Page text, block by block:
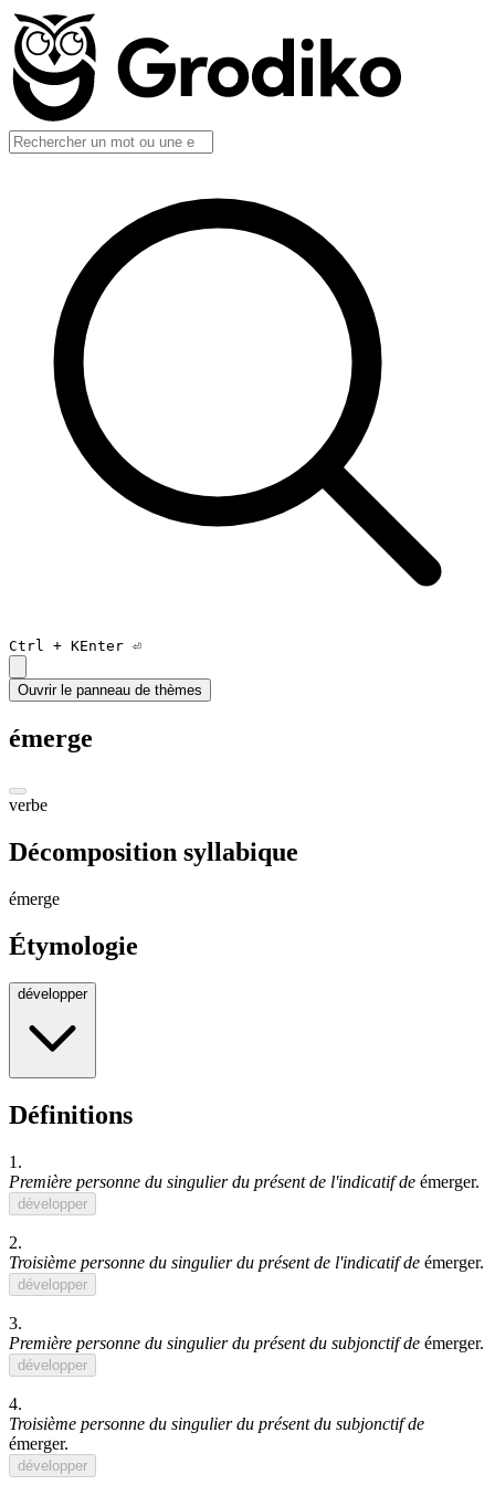
Ctrl + KEnter ⏎
Ouvrir le panneau de thèmes
émerge
verbe
Décomposition syllabique
émerge
Étymologie
développer
Définitions
1.
Première personne du singulier du présent de l'indicatif de émerger.
développer
2.
Troisième personne du singulier du présent de l'indicatif de émerger.
développer
3.
Première personne du singulier du présent du subjonctif de émerger.
développer
4.
Troisième personne du singulier du présent du subjonctif de
émerger.
développer